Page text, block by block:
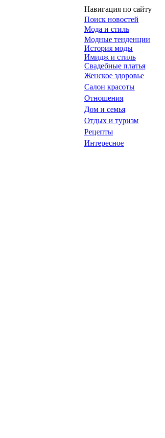
Навигация по сайту
Поиск новостей
Мода и стиль
Модные тенденции
История моды
Имидж и стиль
Свадебные платья
Женское здоровье
Салон красоты
Отношения
Дом и семья
Отдых и туризм
Рецепты
Интересное